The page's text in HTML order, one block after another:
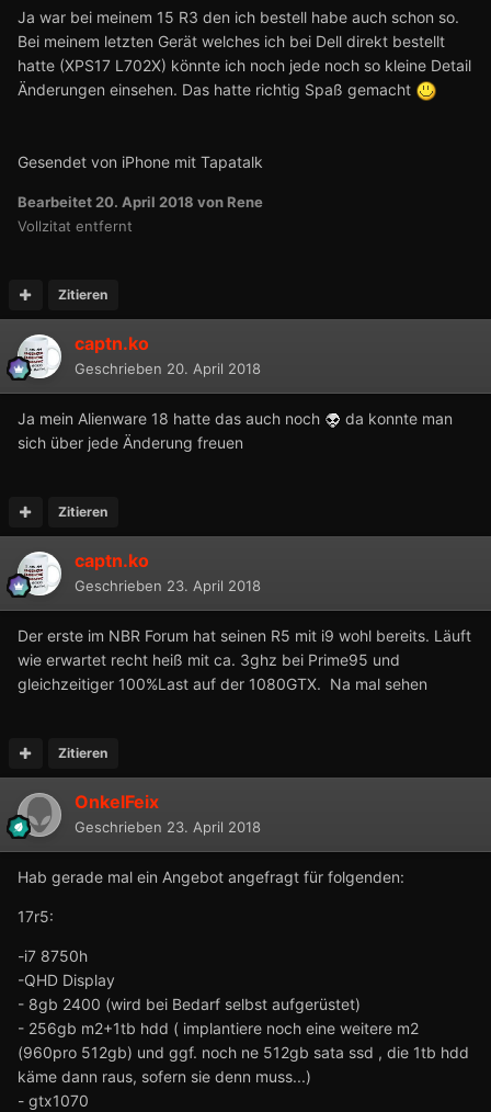
Ja war bei meinem 15 R3 den ich bestell habe auch schon so.
Bei meinem letzten Gerät welches ich bei Dell direkt bestellt
hatte (XPS17 L702X) könnte ich noch jede noch so kleine Detail
Änderungen einsehen. Das hatte richtig Spaß gemacht
Gesendet von iPhone mit Tapatalk
Bearbeitet20. April 2018 von Rene
Vollzitat entfernt
Zitieren
captn.ko
Geschrieben 20. April 2018
Ja mein Alienware 18 hatte das auch noch
da konnte man
sich über jede Änderung freuen
Zitieren
captn.ko
Geschrieben 23. April 2018
Der erste im NBR Forum hat seinen R5 mit i9 wohl bereits. Läuft
wie erwartet recht heiß mit ca. 3ghz bei Prime95 und
gleichzeitiger 100%Last auf der 1080GTX. Na mal sehen
Zitieren
OnkelFeix
Geschrieben 23. April 2018
Hab gerade mal ein Angebot angefragt für folgenden:
17r5:
-i7 8750h
-QHD Display
- 8gb 2400 (wird bei Bedarf selbst aufgerüstet)
- 256gb m2+1tb hdd ( implantiere noch eine weitere m2
(960pro 512gb) und ggf. noch ne 512gb sata ssd , die 1tb hdd
käme dann raus, sofern sie denn muss...)
- gtx1070